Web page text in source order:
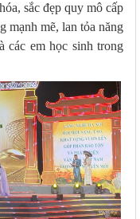
sắc đẹp quy mô cấp
mạnh mẽ, lan tỏa năng
các em học sinh trong